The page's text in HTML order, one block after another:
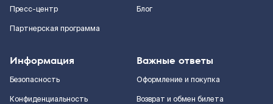
Пресс-центр
Партнерская программа
Блог
Информация
Безопасность
Конфиденциальность
Важные ответы
Оформление и покупка
Возврат и обмен билета